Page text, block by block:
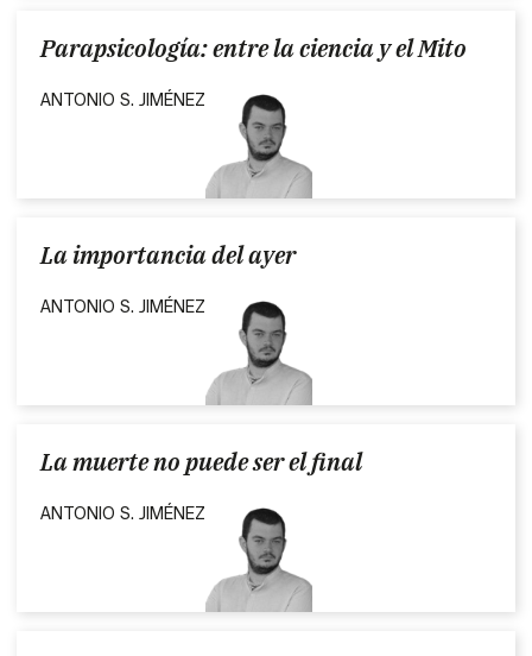
Parapsicología: entre la ciencia y el Mito
ANTONIO S. JIMÉNEZ
La importancia del ayer
ANTONIO S. JIMÉNEZ
La muerte no puede ser el final
ANTONIO S. JIMÉNEZ